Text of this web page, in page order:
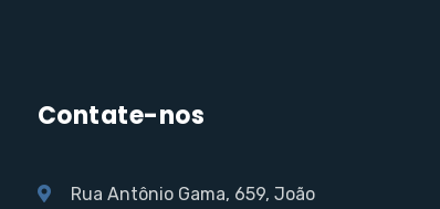
Contate-nos
Rua Antônio Gama, 659, João